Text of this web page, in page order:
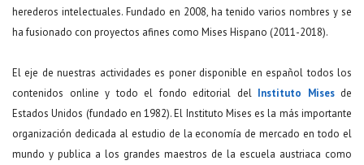
herederos intelectuales. Fundado en 2008, ha tenido varios nombres y se
ha fusionado con proyectos afines como Mises Hispano (2011-2018).
El eje de nuestras actividades es poner disponible en español todos los
contenidos online y todo el fondo editorial del Instituto Misesde
Estados Unidos (fundado en 1982). El Instituto Mises es la más importante
organización dedicada al estudio de la economía de mercado en todo el
mundo y publica a los grandes maestros de la escuela austriaca como